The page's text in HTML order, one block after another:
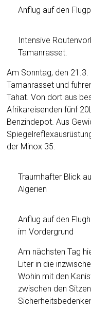
Anflug auf den
Intensive
Tamanrasset.
Am Sonntag, den
Tamanrasset und
Tahat. Von dort aus
Afrikareisenden fünf
Benzindepot. Aus
der Minox 35.
Traumhafter Blick
Algerien
Anflug auf den
im Vordergrund
Am nächsten Tag
Liter in die
Wohin mit den
zwischen den